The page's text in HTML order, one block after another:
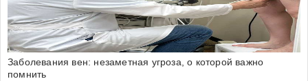
Заболевания вен: незаметная угроза, о которой важно
помнить